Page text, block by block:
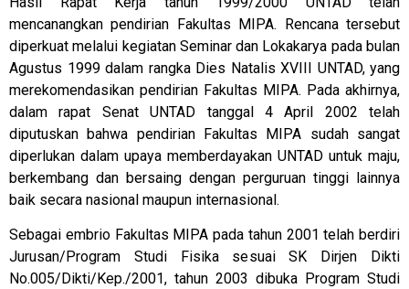
mencanangkan pendirian Fakultas MIPA. Rencana tersebut
diperkuat melalui kegiatan Seminar dan Lokakarya pada bulan
Agustus 1999 dalam rangka Dies Natalis XVIII UNTAD, yang
merekomendasikan pendirian Fakultas MIPA. Pada akhirnya,
dalam rapat Senat UNTAD tanggal 4 April 2002 telah
diputuskan bahwa pendirian Fakultas MIPA sudah sangat
diperlukan dalam upaya memberdayakan UNTAD untuk maju,
berkembang dan bersaing dengan perguruan tinggi lainnya
baik secara nasional maupun internasional.
Sebagai embrio Fakultas MIPA pada tahun 2001 telah berdiri
Jurusan/Program Studi Fisika sesuai SK Dirjen Dikti
No.005/Dikti/Kep./2001, tahun 2003 dibuka Program Studi